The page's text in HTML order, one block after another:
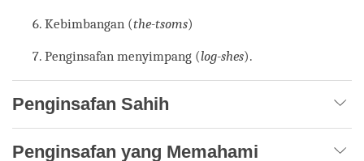
Kebimbangan (the-tsoms)
Penginsafan menyimpang (log-shes).
Penginsafan Sahih
Penginsafan yang Memahami